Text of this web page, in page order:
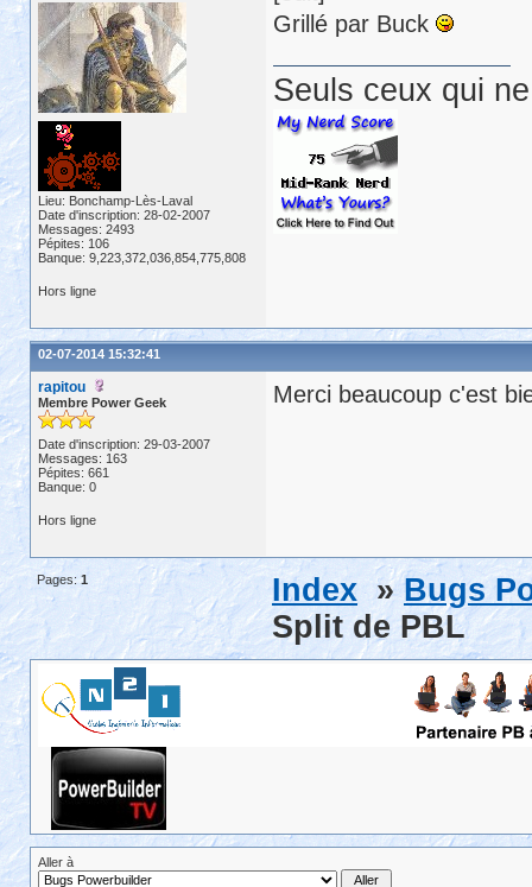
Lieu: Bonchamp-Lès-Laval
Date d'inscription: 28-02-2007
Messages: 2493
Pépites: 106
Banque: 9,223,372,036,854,775,808
Grillé par Buck
Seuls ceux qui
Hors ligne
02-07-2014 15:32:41
rapitou
Membre Power Geek
Date d'inscription: 29-03-2007
Messages: 163
Pépites: 661
Banque: 0
Merci beaucoup c'est
Hors ligne
Pages:1 Index »Bugs
Split de PBL
Aller à